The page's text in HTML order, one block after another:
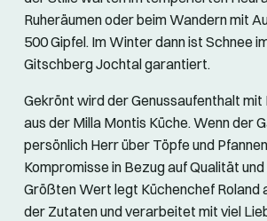
Ruheräumen oder beim Wandern mit
500 Gipfel. Im Winter dann ist Schnee
Gitschberg Jochtal garantiert.
Gekrönt wird der Genussaufenthalt mit
aus der Milla Montis Küche. Wenn der
persönlich Herr über Töpfe und
Kompromisse in Bezug auf Qualität
Größten Wert legt Küchenchef Roland
der Zutaten und verarbeitet mit viel